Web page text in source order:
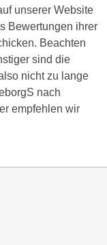
unserer Website
Bewertungen ihrer
Beachten
sind die
nicht zu lange
nach
empfehlen wir